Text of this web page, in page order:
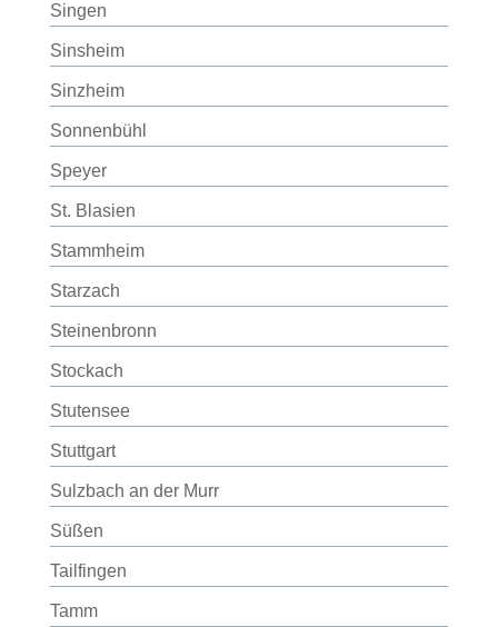
Singen
Sinsheim
Sinzheim
Sonnenbühl
Speyer
St. Blasien
Stammheim
Starzach
Steinenbronn
Stockach
Stutensee
Stuttgart
Sulzbach an der Murr
Süßen
Tailfingen
Tamm